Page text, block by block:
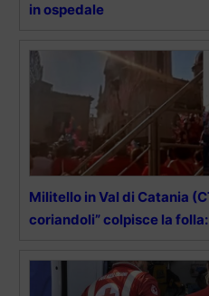
in ospedale
Militello in Val di Catania
coriandoli” colpisce la